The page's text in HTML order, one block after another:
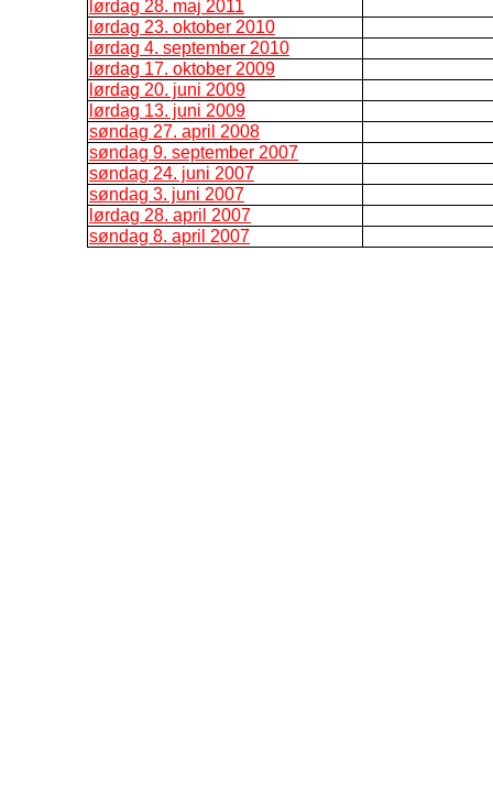
lørdag 28. maj 2011
lørdag 23. oktober 2010
lørdag 4. september 2010
lørdag 17. oktober 2009
lørdag 20. juni 2009
lørdag 13. juni 2009
søndag 27. april 2008
søndag 9. september 2007
søndag 24. juni 2007
søndag 3. juni 2007
lørdag 28. april 2007
søndag 8. april 2007